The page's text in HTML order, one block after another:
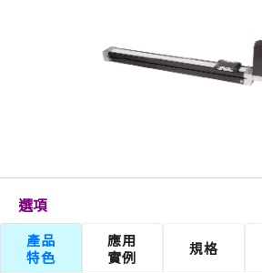
選項
產品
特色
應用
實例
規格